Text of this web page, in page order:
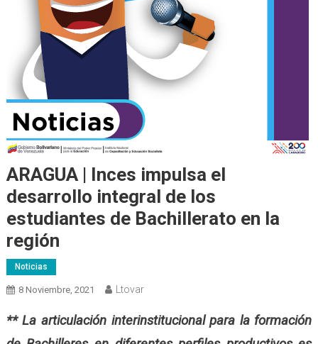
ARAGUA | Inces impulsa el
desarrollo integral de los
estudiantes de Bachillerato en la
región
Noticias
8 Noviembre, 2021 Ltovar
** La articulación interinstitucional para la formación